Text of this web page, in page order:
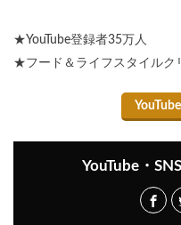
★YouTube登録者35万人
★フード＆ライフスタイルク
YouTube・